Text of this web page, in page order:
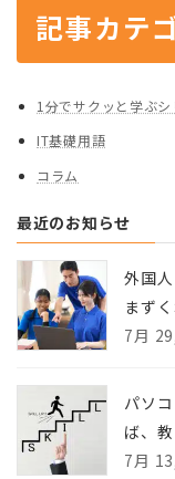
記事カテ
1分でサクッと学ぶシ
IT基礎用語
コラム
最近のお知らせ
外国
まず
7月
パソ
ば、
7月